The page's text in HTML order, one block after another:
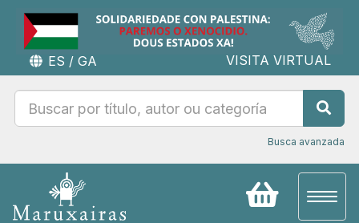
ES / GA VISITA VIRTUAL
Busca avanzada